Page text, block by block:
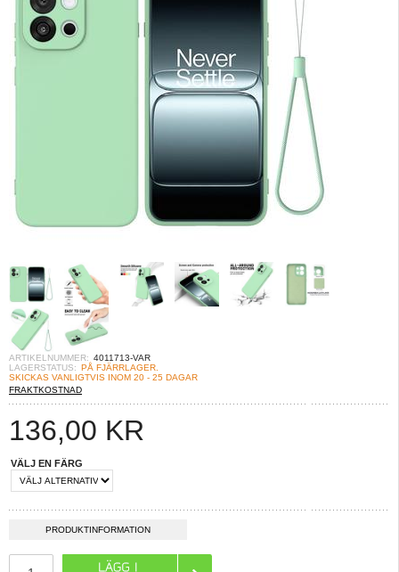
ARTIKELNUMMER: 4011713-VAR
LAGERSTATUS: PÅ FJÄRRLAGER.
SKICKAS VANLIGTVIS INOM 20 - 25 DAGAR
FRAKTKOSTNAD
136,00 KR
VÄLJ EN FÄRG
PRODUKTINFORMATION